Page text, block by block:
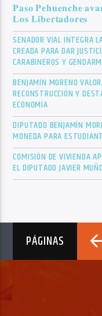
𝐏𝐚𝐬𝐨 𝐏𝐞𝐡𝐮𝐞𝐧𝐜𝐡𝐞
𝐋𝐨𝐬 𝐋𝐢𝐛𝐞𝐫𝐭𝐚𝐝𝐨𝐫𝐞𝐬
SENADOR VIAL INTEGRA
CREADA PARA DAR
CARABINEROS Y
BENJAMÍN MORENO
RECONSTRUCCIÓN Y
ECONOMÍA
DIPUTADO BENJAMÍN
MONEDA PARA
COMISIÓN DE VIVIENDA
EL DIPUTADO JAVIER
PÁGINAS